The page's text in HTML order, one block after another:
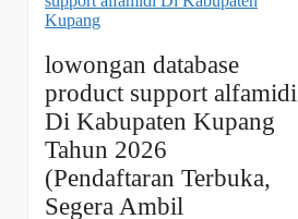
lowongan database
product support alfamidi
Di Kabupaten Kupang
Tahun 2026
(Pendaftaran Terbuka,
Segera Ambil